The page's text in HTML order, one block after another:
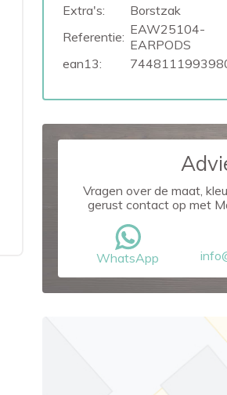
Extra's:
Borstzak
Referentie: EAW25104-
EARPODS
ean13:
Vragen over de maat,
gerust contact op met
WhatsApp